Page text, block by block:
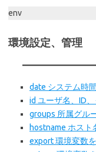
env
環境設定、管理
date システム時
id ユーザ名、ID
groups 所属グル
hostname ホスト
export 環境変数